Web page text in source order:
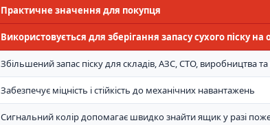
Практичне значення для покупця
Використовується для зберігання запасу сухого піску на
Збільшений запас піску для складів, АЗС, СТО, виробництва та
Забезпечує міцність і стійкість до механічних навантажень
Сигнальний колір допомагає швидко знайти ящик у разі